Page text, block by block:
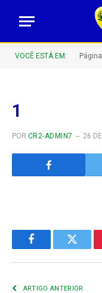
VOCÊ ESTÁ EM:
1
POR CR2-ADMIN7 26
FacebookTwitter
ARTIGO ANTERIOR